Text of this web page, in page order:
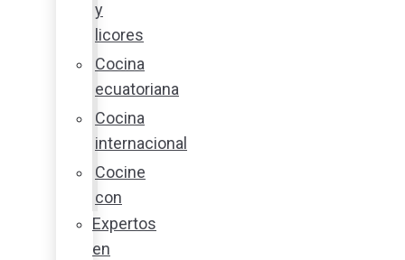
y
licores
Cocina
ecuatoriana
Cocina
internacional
Cocine
con
Expertos
en